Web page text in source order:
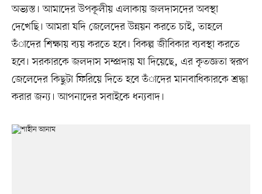
অভ্যস্ত। আমাদের উপকূলীয় এলাকায় জলদাসদের অবস্থা
দেখেছি। আমরা যদি জেলেদের উন্নয়ন করতে চাই, তাহলে
তঁাদের শিক্ষায় ব্যয় করতে হবে। বিকল্প জীবিকার ব্যবস্থা করতে
হবে। সরকারকে জলদাস সম্প্রদায় যা দিয়েছে, এর কৃতজ্ঞতা স্বরূপ
জেলেদের কিছুটা ফিরিয়ে দিতে হবে তঁাদের মানবাধিকারকে শ্রদ্ধা
করার জন্য। আপনাদের সবাইকে ধন্যবাদ।